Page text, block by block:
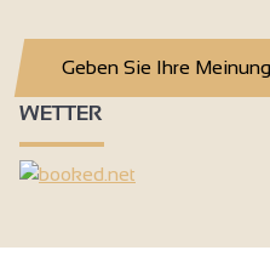
Geben Sie Ihre Meinung
WETTER